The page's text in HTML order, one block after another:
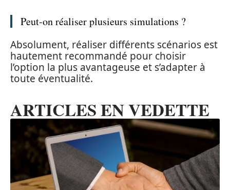
Peut-on réaliser plusieurs simulations ?
Absolument, réaliser différents scénarios est
hautement recommandé pour choisir
l’option la plus avantageuse et s’adapter à
toute éventualité.
ARTICLES EN VEDETTE